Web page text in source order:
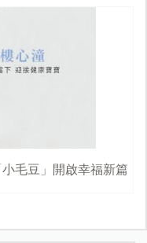
毛豆」開啟幸福新篇